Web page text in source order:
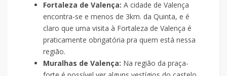
Fortaleza de Valença: A cidade de Valença
encontra-se e menos de 3km. da Quinta, e é
claro que uma visita à Fortaleza de Valença é
praticamente obrigatória pra quem está nessa
região.
Muralhas de Valença: Na região da praça-